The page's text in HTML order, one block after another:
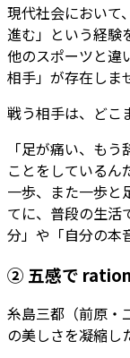
現代社会において
進む」という経験
他のスポーツと違
相手」が存在しま
戦う相手は、どこ
「足が痛い、も
ことをしているん
一歩、また一歩と
てに、普段の生活
分」や「自分の本
② 五感で
糸島三都（前原・
の美しさを凝縮し